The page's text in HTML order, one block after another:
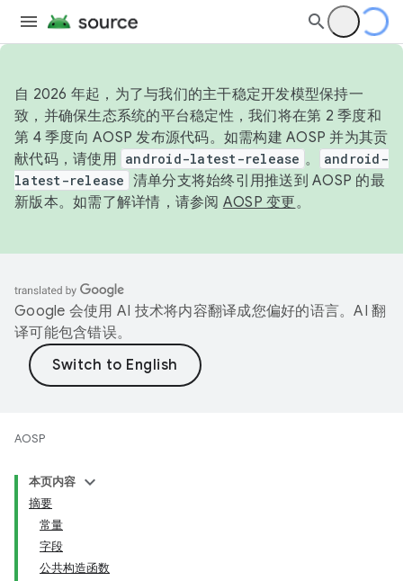
自 2026 年起，为了与我们的主干稳定开发模型保持一
致，并确保生态系统的平台稳定性，我们将在第 2 季度和
第 4 季度向 AOSP 发布源代码。如需构建 AOSP 并为其贡
献代码，请使用 android-latest-release 。
android-
latest-release 清单分支将始终引用推送到 AOSP 的最
新版本。如需了解详情，请参阅 AOSP 变更。
Google 会使用 AI 技术将内容翻译成您偏好的语言。AI 翻
译可能包含错误。
AOSP
本页内容
摘要
常量
字段
公共构造函数